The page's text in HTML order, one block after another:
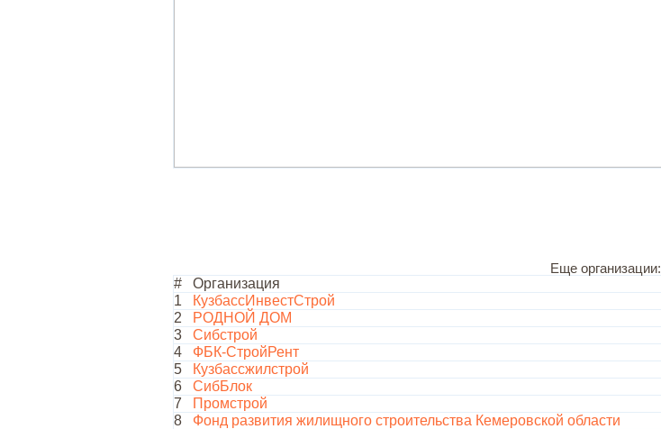
Еще организации:
# Организация
1
КузбассИнвестСтрой
2
РОДНОЙ ДОМ
3
Сибстрой
4
ФБК-СтройРент
5
Кузбассжилстрой
6
СибБлок
7
Промстрой
8
Фонд развития жилищного строительства Кемеровской области